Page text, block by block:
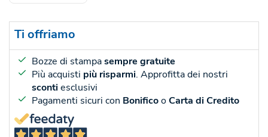
Ti offriamo
Bozze di stampasempre gratuite
Più acquisti più risparmi. Approfitta dei nostri
scontiesclusivi
Pagamenti sicuri con BonificooCarta di Credito